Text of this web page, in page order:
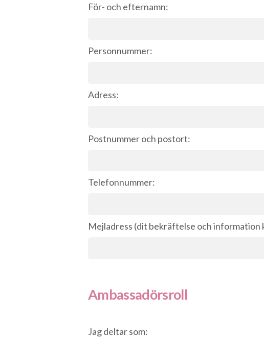
För- och efternamn:
Personnummer:
Adress:
Postnummer och postort:
Telefonnummer:
Mejladress (dit bekräftelse och information
Ambassadörsroll
Jag deltar som: